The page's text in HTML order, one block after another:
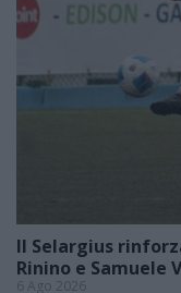
Il Selargius
Rinino e Samuele
6 Ago 2026